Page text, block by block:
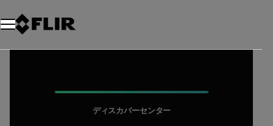
ディスカバーセンター